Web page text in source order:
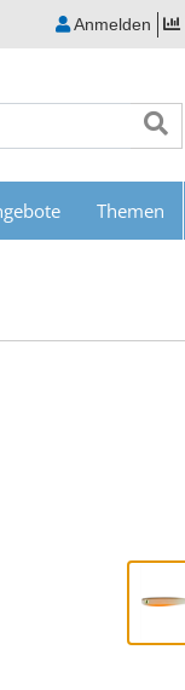
Anmelden
Themen